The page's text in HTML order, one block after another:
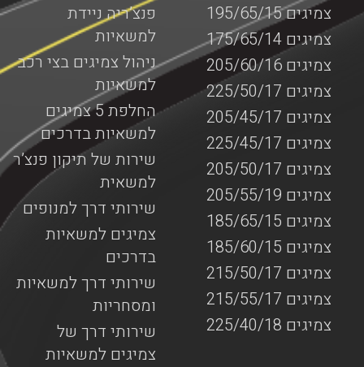
פנצ’ריה ניידת
למשאיות
ניהול צמיגים בצי רכב
למשאיות
החלפת 5 צמיגים
למשאיות בדרכים
שירות של תיקון פנצ’ר
למשאית
שירותי דרך למנופים
צמיגים למשאיות
בדרכים
שירותי דרך למשאיות
ומסחריות
שירותי דרך של
צמיגים למשאיות
צמיגים 195/65/15
צמיגים 175/65/14
צמיגים 205/60/16
צמיגים 225/50/17
צמיגים 205/45/17
צמיגים 225/45/17
צמיגים 205/50/17
צמיגים 205/55/19
צמיגים 185/65/15
צמיגים 185/60/15
צמיגים 215/50/17
צמיגים 215/55/17
צמיגים 225/40/18